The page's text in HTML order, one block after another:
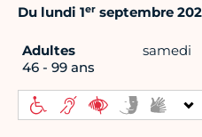
Du lundi 1er septembre
Adultes
46 - 99 ans
samedi